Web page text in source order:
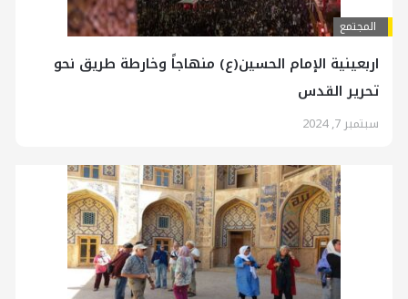
المجتمع
اربعينية الإمام الحسين(ع) منهاجاً وخارطة طريق نحو
تحرير القدس
سبتمبر 7, 2024